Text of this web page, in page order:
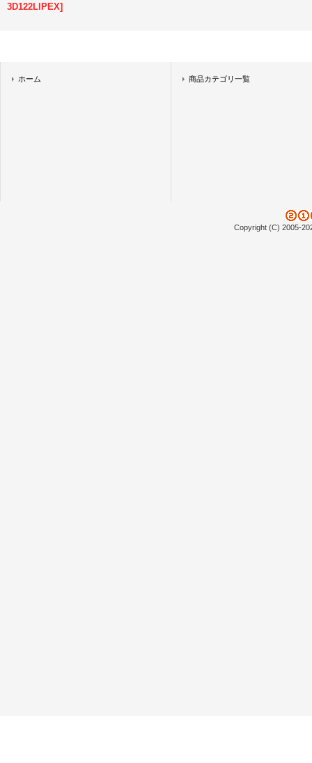
3D122LIPEX]
ホーム 商品カテゴリ一覧
Copyright (C) 2005-